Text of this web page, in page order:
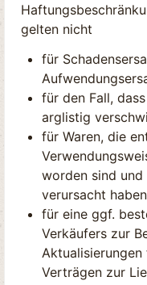
gelten nicht
für
für den Fall,
arglistig
für Waren, die
worden sind
verursacht
für eine ggf.
Verkäufers zur
Verträgen zur